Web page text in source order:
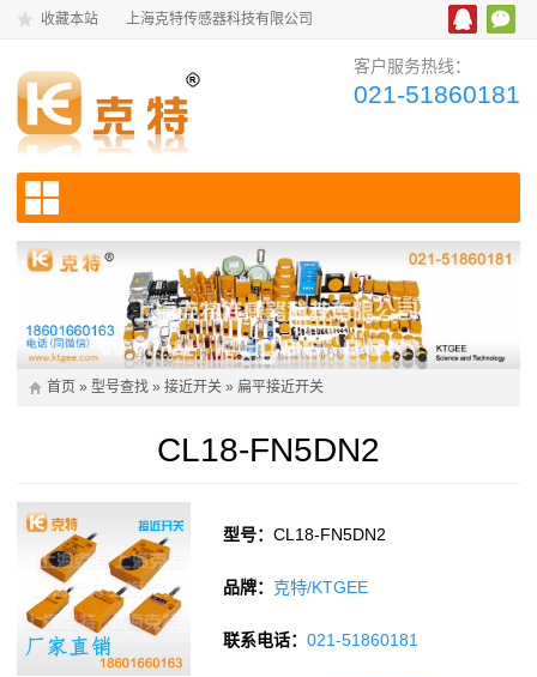
收藏本站 上海克特传感器科技有限公司
客户服务热线：
021-51860181
首页 » 型号查找 » 接近开关 » 扁平接近开关
CL18-FN5DN2
型号：CL18-FN5DN2
品牌： 克特/KTGEE
联系电话：021-51860181